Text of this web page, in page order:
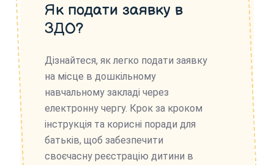
Як подати заявку в
ЗДО?
Дізнайтеся, як легко подати заявку
на місце в дошкільному
навчальному закладі через
електронну чергу. Крок за кроком
інструкція та корисні поради для
батьків, щоб забезпечити
своєчасну реєстрацію дитини в